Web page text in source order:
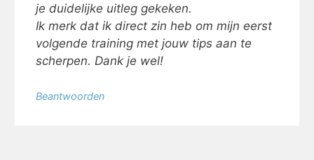
je duidelijke uitleg gekeken.
Ik merk dat ik direct zin heb om mijn eerst
volgende training met jouw tips aan te
scherpen. Dank je wel!
Beantwoorden